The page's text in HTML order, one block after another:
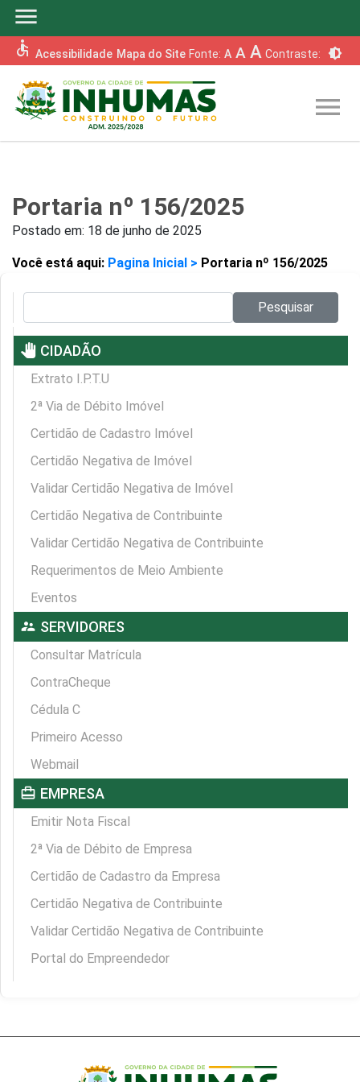
menu
accessible Acessibilidade Mapa do Site Fonte: A A A Contraste: brightness_6
menu
Portaria nº 156/2025
Postado em: 18 de junho de 2025
Você está aqui: Pagina Inicial > Portaria nº 156/2025
Pesquisar
pan_tool CIDADÃO
Extrato I.P.T.U
2ª Via de Débito Imóvel
Certidão de Cadastro Imóvel
Certidão Negativa de Imóvel
Validar Certidão Negativa de Imóvel
Certidão Negativa de Contribuinte
Validar Certidão Negativa de Contribuinte
Requerimentos de Meio Ambiente
Eventos
supervisor_account SERVIDORES
Consultar Matrícula
ContraCheque
Cédula C
Primeiro Acesso
Webmail
card_travel EMPRESA
Emitir Nota Fiscal
2ª Via de Débito de Empresa
Certidão de Cadastro da Empresa
Certidão Negativa de Contribuinte
Validar Certidão Negativa de Contribuinte
Portal do Empreendedor